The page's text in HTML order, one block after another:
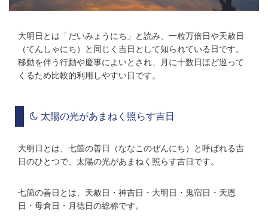
大明日とは「だいみょうにち」と読み、一粒万倍日や天赦日
（てんしゃにち）と同じく吉日として知られている日です。
移動を伴う行動や慶事によいとされ、月に十数日ほど巡って
くるため比較的利用しやすい日です。
太陽の光があまねく照らす吉日
大明日とは、七箇の善日（ななこのぜんにち）と呼ばれる吉
日のひとつで、太陽の光があまねく照らす吉日です。
七箇の善日とは、天赦日・神吉日・大明日・鬼宿日・天恩
日・母倉日・月徳日の総称です。